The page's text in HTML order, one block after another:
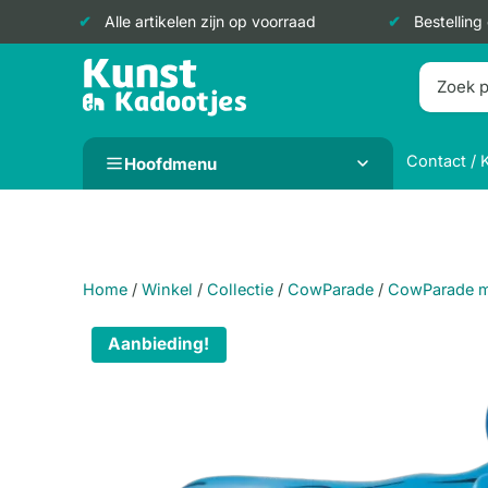
Alle artikelen zijn op voorraad
Doorgaan
Hoofdmenu Contact /
Home / Winkel / Collectie / CowParade / CowParade
Aanbieding!